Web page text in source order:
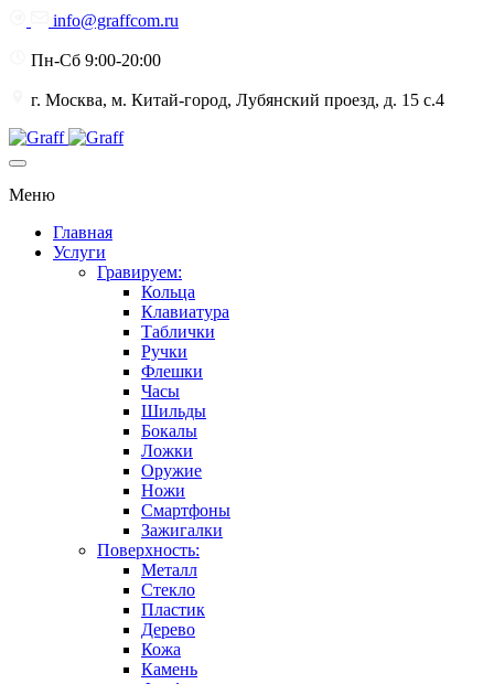
info@graffcom.ru
Пн-Сб 9:00-20:00
г. Москва, м. Китай-город, Лубянский проезд, д. 15 с.4
Меню
Главная
Услуги
Гравируем:
Кольца
Клавиатура
Таблички
Ручки
Флешки
Часы
Шильды
Бокалы
Ложки
Оружие
Ножи
Смартфоны
Зажигалки
Поверхность:
Металл
Стекло
Пластик
Дерево
Кожа
Камень